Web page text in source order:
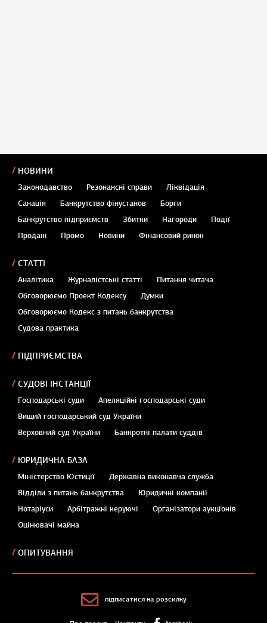
НОВИНИ
Законодавство Резонансні справи
Ліквідація
Санація
Банкрутство фінустанов
Борги
Банкрутство підприємств
Збитки Нагороди
Події
Продаж
Промо Новини Фінансовий ринок
СТАТТІ
Аналітика Журналістські статті
Питання читача
Обговорюємо Проект Кодексу
Думки
Обговорюємо Кодекс з питань банкрутства
Судова практика
ПІДПРИЄМСТВА
СУДОВІ ІНСТАНЦІЇ
Господарські суди
Апеляційні господарські суди
Вищий господарський суд України
Верховний суд України
Банкротні палати суддів
ЮРИДИЧНА БАЗА
Міністерство Юстиції
Державна виконавча служба
Відділи з питань банкрутства
Юридичні компанії
Нотаріуси
Арбітражні керуючі
Організатори аукціонів
Оцінювачі майна
ОПИТУВАННЯ
підписатися на розсилку